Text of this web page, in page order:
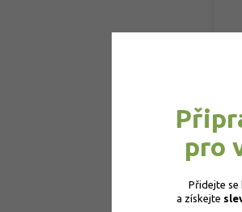
pro
Přidejte se
a získejte